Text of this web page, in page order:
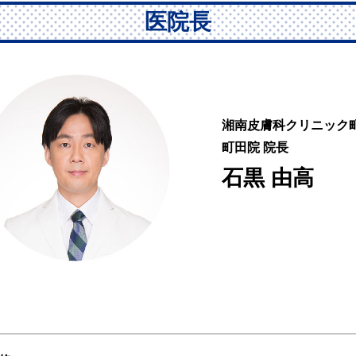
医院長
湘南皮膚科クリニック
町田院 院長
石黒 由高